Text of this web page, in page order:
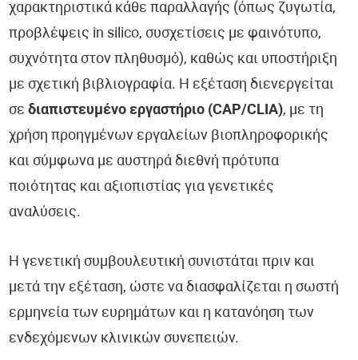
χαρακτηριστικά κάθε παραλλαγής (όπως ζυγωτία,
προβλέψεις in silico, συσχετίσεις με φαινότυπο,
συχνότητα στον πληθυσμό), καθώς και υποστήριξη
με σχετική βιβλιογραφία. Η εξέταση διενεργείται
σεδιαπιστευμένο εργαστήριο (CAP/CLIA), με τη
χρήση προηγμένων εργαλείων βιοπληροφορικής
και σύμφωνα με αυστηρά διεθνή πρότυπα
ποιότητας και αξιοπιστίας για γενετικές
αναλύσεις.
Η γενετική συμβουλευτική συνιστάται πριν και
μετά την εξέταση, ώστε να διασφαλίζεται η σωστή
ερμηνεία των ευρημάτων και η κατανόηση των
ενδεχόμενων κλινικών συνεπειών.